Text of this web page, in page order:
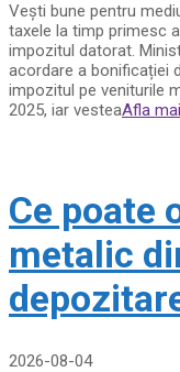
Vești bune pentru
taxele la timp primesc
impozitul datorat.
acordare a bonificației
impozitul pe veniturile
2025, iar vesteaAfla
Ce poate
metalic
2026-08-04